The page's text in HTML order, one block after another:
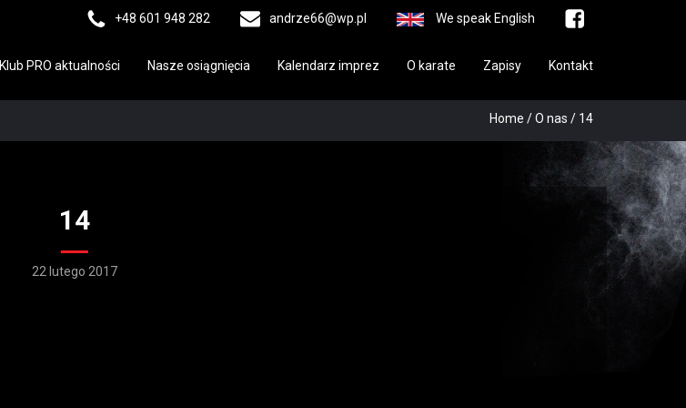
+48 601 948 282 andrze66@wp.pl We speak English
Klub PRO aktualności Nasze osiągnięcia Kalendarz imprez O karate Zapisy Kontakt
Home /O nas / 14
14
22 lutego 2017